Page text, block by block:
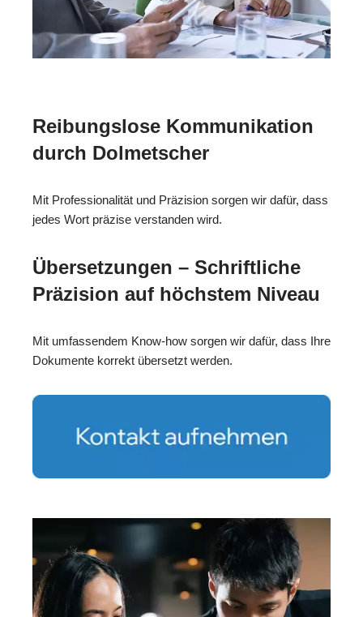
Reibungslose Kommunikation
durch Dolmetscher
Mit Professionalität und Präzision sorgen wir dafür, dass
jedes Wort präzise verstanden wird.
Übersetzungen – Schriftliche
Präzision auf höchstem Niveau
Mit umfassendem Know-how sorgen wir dafür, dass Ihre
Dokumente korrekt übersetzt werden.